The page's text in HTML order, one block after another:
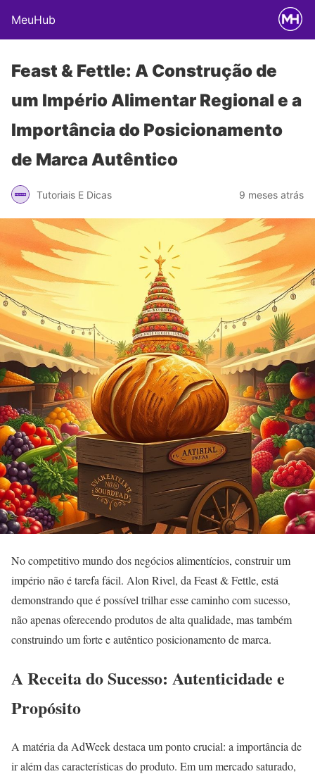
MeuHub
Feast & Fettle: A Construção de
um Império Alimentar Regional e a
Importância do Posicionamento
de Marca Autêntico
Tutoriais E Dicas 9 meses atrás
No competitivo mundo dos negócios alimentícios, construir um
império não é tarefa fácil. Alon Rivel, da Feast & Fettle, está
demonstrando que é possível trilhar esse caminho com sucesso,
não apenas oferecendo produtos de alta qualidade, mas também
construindo um forte e autêntico posicionamento de marca.
A Receita do Sucesso: Autenticidade e
Propósito
A matéria da AdWeek destaca um ponto crucial: a importância de
ir além das características do produto. Em um mercado saturado,